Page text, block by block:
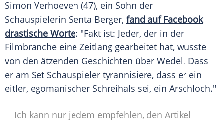
Simon Verhoeven (47), ein Sohn der
Schauspielerin Senta Berger, fand auf Facebook
drastische Worte: "Fakt ist: Jeder, der in der
Filmbranche eine Zeitlang gearbeitet hat, wusste
von den ätzenden Geschichten über Wedel. Dass
er am Set Schauspieler tyrannisiere, dass er ein
eitler, egomanischer Schreihals sei, ein Arschloch."
Ich kann nur jedem empfehlen, den Artikel